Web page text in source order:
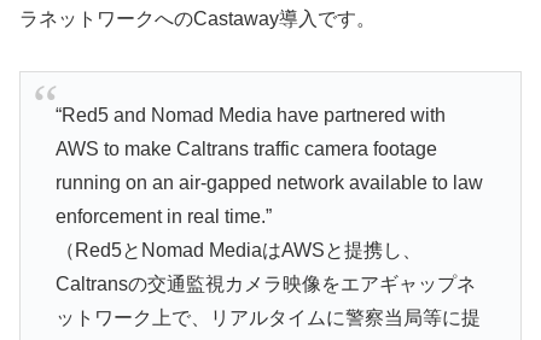
ラネットワークへのCastaway導入です。
“Red5 and Nomad Media have partnered with
AWS to make Caltrans traffic camera footage
running on an air-gapped network available to law
enforcement in real time.”
（Red5とNomad MediaはAWSと提携し、
Caltransの交通監視カメラ映像をエアギャップネ
ットワーク上で、リアルタイムに警察当局等に提